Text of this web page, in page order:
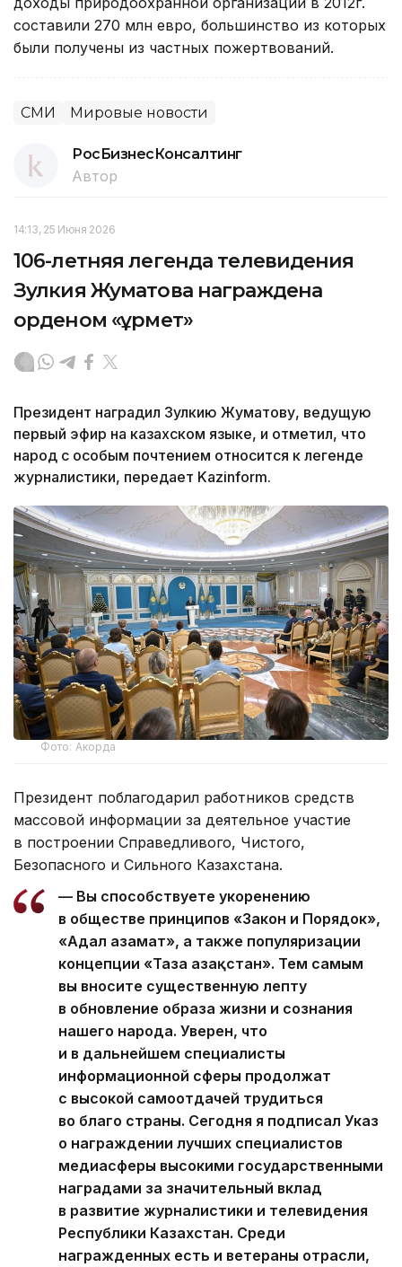
составили 270 млн евро, большинство из которых
были получены из частных пожертвований.
СМИ Мировые новости
РосБизнесКонсалтинг
Автор
14:13, 25 Июня 2026
106-летняя легенда телевидения
Зулкия Жуматова награждена
орденом «Құрмет»
Президент наградил Зулкию Жуматову, ведущую
первый эфир на казахском языке, и отметил, что
народ с особым почтением относится к легенде
журналистики, передает Kazinform.
Фото: Акорда
Президент поблагодарил работников средств
массовой информации за деятельное участие
в построении Справедливого, Чистого,
Безопасного и Сильного Казахстана.
— Вы способствуете укоренению
в обществе принципов «Закон и Порядок»,
«Адал азамат», а также популяризации
концепции «Таза Қазақстан». Тем самым
вы вносите существенную лепту
в обновление образа жизни и сознания
нашего народа. Уверен, что
и в дальнейшем специалисты
информационной сферы продолжат
с высокой самоотдачей трудиться
во благо страны. Сегодня я подписал Указ
о награждении лучших специалистов
медиасферы высокими государственными
наградами за значительный вклад
в развитие журналистики и телевидения
Республики Казахстан. Среди
награжденных есть и ветераны отрасли,